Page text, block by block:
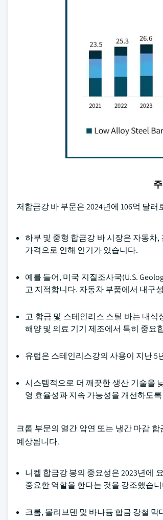
저합금강 바 부문은 2024년에 106억 달러
하부 및 중형 합금강 바 시장은 자동차
가격으로 인해 인기가 있습니다.
예를 들어, 미국 지질조사국(U.S.
고 지적합니다. 자동차 부품에서 내구
고 합금 및 스테인리스 스틸 바는 내
해양 및 의료 기기 제조에서 특히 중요
유럽은 스테인리스강의 사용이 지난 5
시스템적으로 더 깨끗한 생산 기술을
영 효율성과 지속 가능성을 개선하도
크롬 부문의 열간 압연 또는 냉간 마감 합
예상됩니다.
니켈 합금강 봉의 중요성은 2023년에
중요한 역할을 한다는 것을 강조했습
크롬, 몰리브덴 및 바나듐 합금 강철